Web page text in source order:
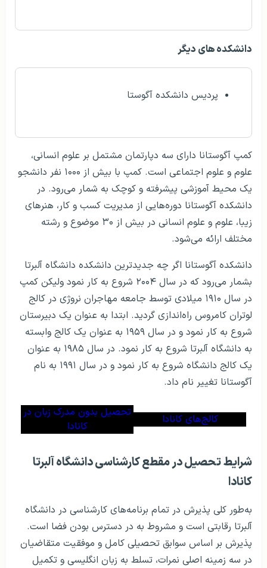
دانشکده های دیگر
پردیس دانشکده آگوستا
کمپ آگوستانا دارای سه دپارتمان مشتمل بر علوم انسانی،
علوم و علوم اجتماعی است. کمپ با بیش از ۱۰۰۰ نفر دانشجو
یک محیط آموزشی پیشرفته و کوچک به‌ شمار می‌رود. در
دانشکده آگوستانا دوره‌هایی از مدیریت کسب و کار، هنرهای
زیبا، علوم و علوم انسانی در بیش از ۳۰ موضوع و رشته
مختلف ارائه می‌شود.
دانشکده آگوستانا اگر چه جدیدترین دانشکده دانشگاه آلبرتا
بشمار می‌رود که در سال ۲۰۰۴ شروع به کار نمود ولیکن کمپ
در سال ۱۹۱۰ میلادی توسط جامعه مهاجران نروژی در کالج
لوتران کامروس راه‌اندازی گردید. ابتدا به عنوان یک دبیرستان
شروع به کار نمود و در سال ۱۹۵۹ به عنوان یک کالج وابسته
به دانشگاه آلبرتا شروع به کار نمود. در سال ۱۹۸۵ به عنوان
یک کالج دانشگاه شروع به کار نمود و در سال ۱۹۹۱ به نام
آگوستانا تغییر نام داد.
کالج‌های کانادا
تحصیل بدون مدرک زبان در
کانادا
شرایط تحصیل در مقطع کارشناسی دانشگاه آلبرتا
کانادا
به‌طور کلی پذیرش در تمام برنامه‌های کارشناسی در دانشگاه
آلبرتا رقابتی است و مشروط به در دسترس بودن فضا است.
پذیرش بر اساس سوابق تحصیلی کامل و موفقیت متقاضیان
در سه زمینه اصلی نمرات، تسلط به زبان انگلیسی و تکمیل